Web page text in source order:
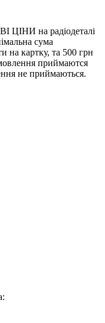
ЦІНИ на радіодеталі
сума
на картку, та 500 грн
приймаются
не приймаються.